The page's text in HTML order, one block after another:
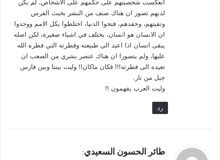
“الميزان”: أحد الأئمة الثقات ما نقموا عليه إلا التدليس. وقال أيضاً:
وهو يدلس، وربما دلس عن ضعيف ولا يدري به، فمتى قال: “حَدثَنا”
فلا كلام، ومتى قال:”عن”، تطرق إليه احتمال التدليس إلا في شيوخ
له أكثر عنهم كإبراهيم وابن أَبي وائل وأبي صالح السمان، فإن روايته
عن هذا الصنف محمولة على الاتصال (2/الترجمة 3517). وقَال ابن
حجر: ثقة حافظ عارف بالقراءة ورع، لكنه يدلس.
ب. انعكاس هذه الخصلة لصالح التشيع. والتشيع فارسي قلباً وقالباً.
واحدة هي تلك التي لها تعلق بالأحكام الفقهية.
الأمة مهووسة بالفقه الفروعي حد التخمة! بحيث لم يعد في نظرها
انعكست شخصيتهم على حكمهم على الاشخاص، لم يكن
لديهم تصور ان هناك صنف من البشر بخبث الفرس
وتقيتهم، وحقدهم، فتحوا الدنيا، اختلطوا بكل الامم ووجدوا
ان الانسان هو انسان، يختلف في اشياء صغيرة، لكن اصله
يبقى انسان اذا اعيد الى طبيعته وفطرته التي فطره الله
عليها، ولم يتصورا ان هناك عنصر بشري من الصعب ان
تعيده الى فطرته!!! فكان ماكان!! وليت بيننا وبين فارس
جبل من نار.
وليت العرب يفهمون !!
رد
ي
طائر الحسون السعيدي: